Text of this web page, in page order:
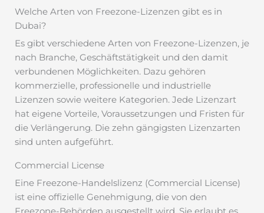
Welche Arten von Freezone-Lizenzen gibt es in
Dubai?
Es gibt verschiedene Arten von Freezone-Lizenzen, je
nach Branche, Geschäftstätigkeit und den damit
verbundenen Möglichkeiten. Dazu gehören
kommerzielle, professionelle und industrielle
Lizenzen sowie weitere Kategorien. Jede Lizenzart
hat eigene Vorteile, Voraussetzungen und Fristen für
die Verlängerung. Die zehn gängigsten Lizenzarten
sind unten aufgeführt.
Commercial License
Eine Freezone-Handelslizenz (Commercial License)
ist eine offizielle Genehmigung, die von den